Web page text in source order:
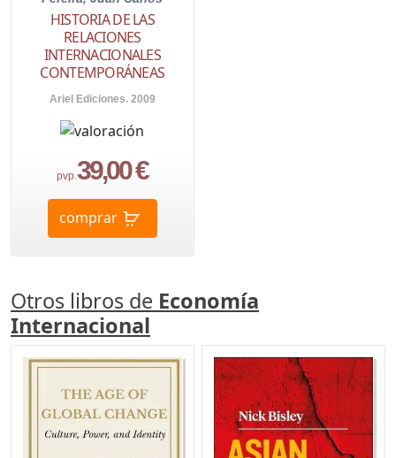
HISTORIA DE LAS
RELACIONES
INTERNACIONALES
CONTEMPORÁNEAS
Ariel Ediciones. 2009
pvp.39,00 €
comprar
Otros libros de Economía
Internacional